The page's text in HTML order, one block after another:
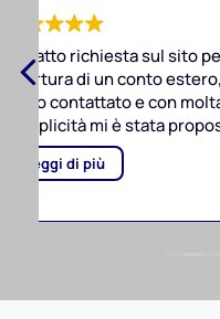
Persone
per aiutare
una mano
signor